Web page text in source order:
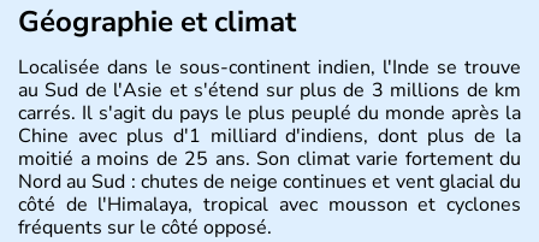
Géographie et climat
Localisée dans le sous-continent indien, l'Inde se trouve
au Sud de l'Asie et s'étend sur plus de 3 millions de km
carrés. Il s'agit du pays le plus peuplé du monde après la
Chine avec plus d'1 milliard d'indiens, dont plus de la
moitié a moins de 25 ans. Son climat varie fortement du
Nord au Sud : chutes de neige continues et vent glacial du
côté de l'Himalaya, tropical avec mousson et cyclones
fréquents sur le côté opposé.